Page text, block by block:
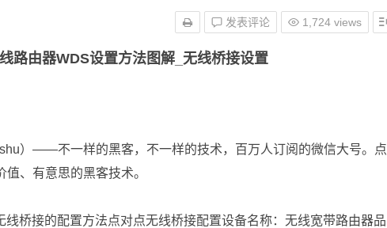
路由器WDS设置方法图解_无线桥接设置
发表评论 1,724 views
）——不一样的黑客，不一样的技术，百万人订阅的微信大号。点
、有意思的黑客技术。
桥接的配置方法点对点无线桥接配置设备名称：无线宽带路由器品